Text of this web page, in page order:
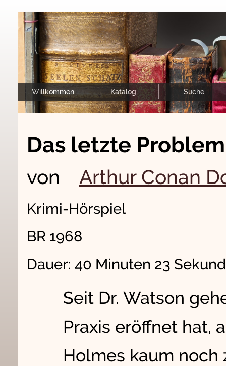
Willkommen Katalog Suche
Das letzte Problem
von Arthur Conan
Krimi-Hörspiel
BR 1968
Dauer: 40 Minuten 23
Seit Dr. Watson
Praxis eröffnet hat,
Holmes kaum noch